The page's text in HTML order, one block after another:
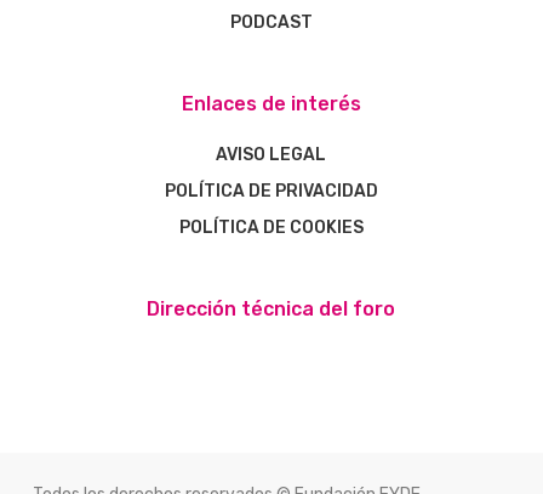
PODCAST
Enlaces de interés
AVISO LEGAL
POLÍTICA DE PRIVACIDAD
POLÍTICA DE COOKIES
Dirección técnica del foro